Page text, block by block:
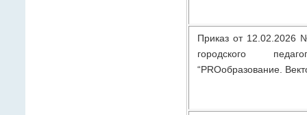
Приказ от 12.02.2026
городского
“PROобразование.